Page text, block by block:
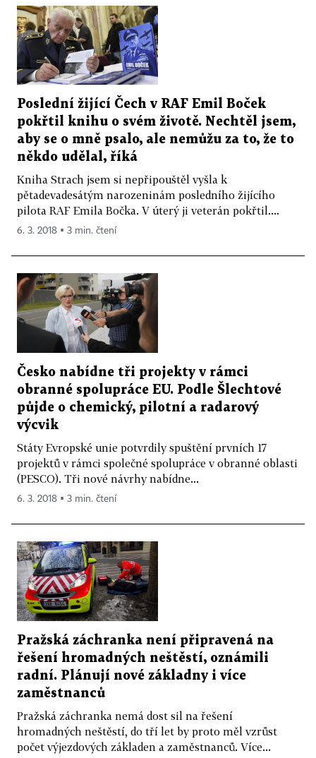
Poslední žijící Čech v RAF Emil Boček
pokřtil knihu o svém životě. Nechtěl jsem,
aby se o mně psalo, ale nemůžu za to, že to
někdo udělal, říká
Kniha Strach jsem si nepřipouštěl vyšla k
pětadevadesátým narozeninám posledního žijícího
pilota RAF Emila Bočka. V úterý ji veterán pokřtil....
6. 3. 2018 ▪ 3 min. čtení
Česko nabídne tři projekty v rámci
obranné spolupráce EU. Podle Šlechtové
půjde o chemický, pilotní a radarový
výcvik
Státy Evropské unie potvrdily spuštění prvních 17
projektů v rámci společné spolupráce v obranné oblasti
(PESCO). Tři nové návrhy nabídne...
6. 3. 2018 ▪ 3 min. čtení
Pražská záchranka není připravená na
řešení hromadných neštěstí, oznámili
radní. Plánují nové základny i více
zaměstnanců
Pražská záchranka nemá dost sil na řešení
hromadných neštěstí, do tří let by proto měl vzrůst
počet výjezdových základen a zaměstnanců. Více...